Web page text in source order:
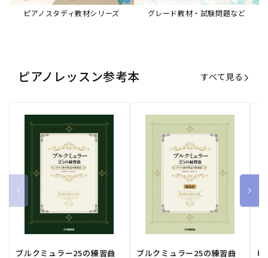
ピアノスタディ教材シリーズ グレード教材・試験問題など
ピアノレッスン参考本 すべて見る
ブルクミュラー25の練習曲
ブルクミュラー25の練習曲
ピ